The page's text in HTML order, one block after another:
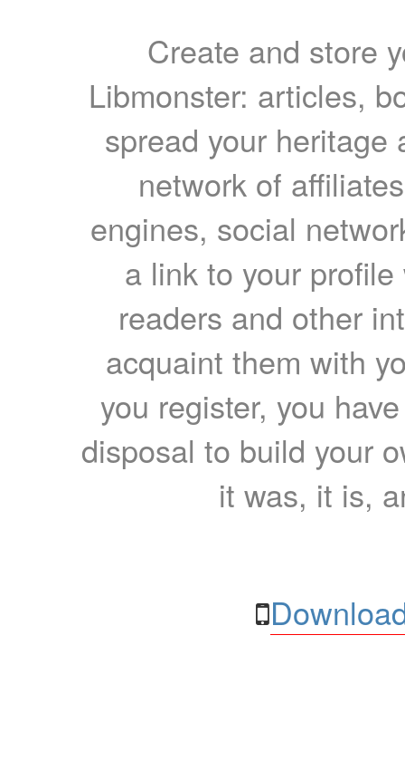
Create and store
Libmonster: articles,
spread your heritage
network of
engines, social
a link to your
readers and other
acquaint them with
you register, you
disposal to build your
it was, it is,